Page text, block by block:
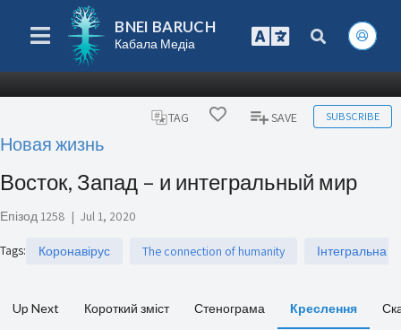
BNEI BARUCH
Кабала Медіа
TAG SAVE SUBSCRIBE
Новая жизнь
Восток, Запад – и интегральный мир
Епізод 1258 | Jul 1, 2020
Tags: Коронавірус The connection of humanity Інтегральна
Up Next Короткий зміст Стенограма Креслення